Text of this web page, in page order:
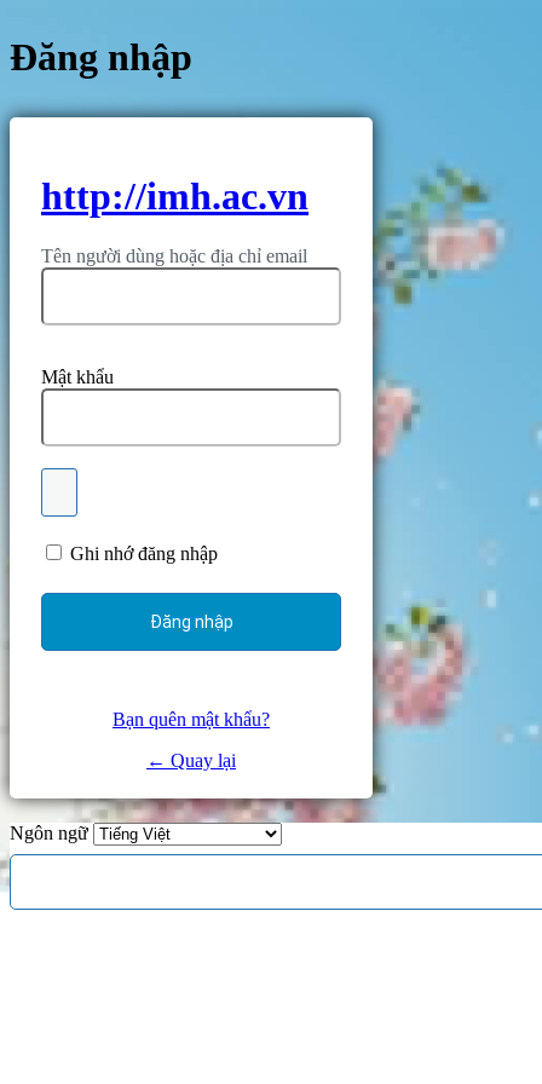
Đăng nhập
http://imh.ac.vn
Tên người dùng hoặc địa chỉ email
Mật khẩu
Ghi nhớ đăng nhập
Bạn quên mật khẩu?
← Quay lại
Ngôn ngữ